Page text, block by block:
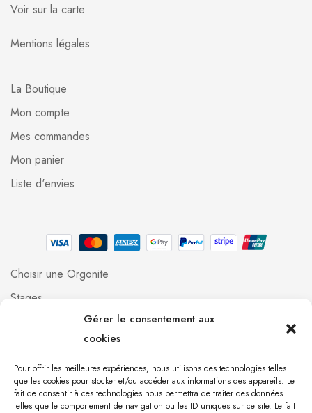
Gérer le consentement aux
cookies
Pour offrir les meilleures expériences, nous utilisons des technologies telles
que les cookies pour stocker et/ou accéder aux informations des appareils. Le
fait de consentir à ces technologies nous permettra de traiter des données
telles que le comportement de navigation ou les ID uniques sur ce site. Le fait
Voir sur la carte
Mentions légales
La Boutique
Mon compte
Mes commandes
Mon panier
Liste d'envies
Choisir une Orgonite
Stages
Foire aux questions
Qui suis-je ?
Contact